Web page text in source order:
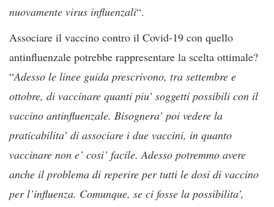
nuovamente virus influenzali“.
Associare il vaccino contro il Covid-19 con quello
antinfluenzale potrebbe rappresentare la scelta ottimale?
“Adesso le linee guida prescrivono, tra settembre e
ottobre, di vaccinare quanti piu’ soggetti possibili con il
vaccino antinfluenzale. Bisognera’ poi vedere la
praticabilita’ di associare i due vaccini, in quanto
vaccinare non e’ cosi’ facile. Adesso potremmo avere
anche il problema di reperire per tutti le dosi di vaccino
per l’influenza. Comunque, se ci fosse la possibilita’,